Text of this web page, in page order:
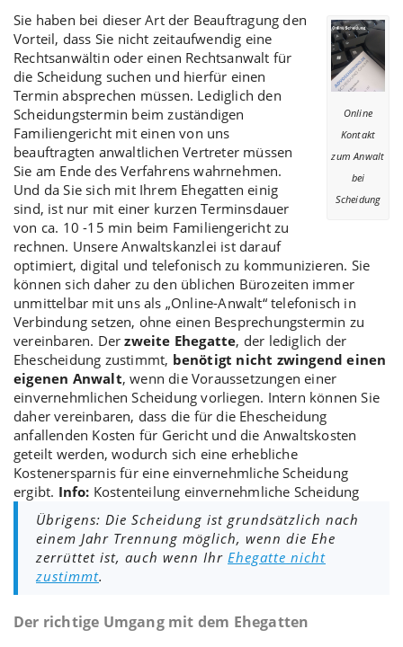
Online
Kontakt
zum Anwalt
bei
Scheidung
Sie haben bei dieser Art der Beauftragung den
Vorteil, dass Sie nicht zeitaufwendig eine
Rechtsanwältin oder einen Rechtsanwalt für
die Scheidung suchen und hierfür einen
Termin absprechen müssen. Lediglich den
Scheidungstermin beim zuständigen
Familiengericht mit einen von uns
beauftragten anwaltlichen Vertreter müssen
Sie am Ende des Verfahrens wahrnehmen.
Und da Sie sich mit Ihrem Ehegatten einig
sind, ist nur mit einer kurzen Terminsdauer
von ca. 10 -15 min beim Familiengericht zu
rechnen. Unsere Anwaltskanzlei ist darauf
optimiert, digital und telefonisch zu kommunizieren. Sie
können sich daher zu den üblichen Bürozeiten immer
unmittelbar mit uns als „Online-Anwalt“ telefonisch in
Verbindung setzen, ohne einen Besprechungstermin zu
vereinbaren. Derzweite Ehegatte, der lediglich der
Ehescheidung zustimmt, benötigt nicht zwingend einen
eigenen Anwalt, wenn die Voraussetzungen einer
einvernehmlichen Scheidung vorliegen. Intern können Sie
daher vereinbaren, dass die für die Ehescheidung
anfallenden Kosten für Gericht und die Anwaltskosten
geteilt werden, wodurch sich eine erhebliche
Kostenersparnis für eine einvernehmliche Scheidung
ergibt. Info: Kostenteilung einvernehmliche Scheidung
Übrigens: Die Scheidung ist grundsätzlich nach
einem Jahr Trennung möglich, wenn die Ehe
zerrüttet ist, auch wenn Ihr Ehegatte nicht
zustimmt.
Der richtige Umgang mit dem Ehegatten